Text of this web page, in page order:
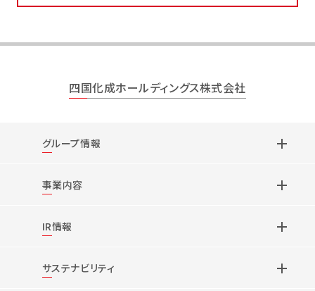
四国化成ホールディングス株式会社
グループ情報
事業内容
IR情報
サステナビリティ